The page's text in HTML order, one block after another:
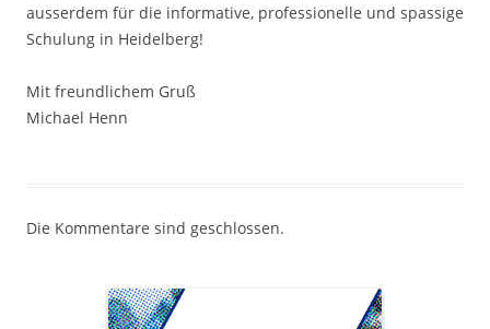
ausserdem für die informative, professionelle und spassige
Schulung in Heidelberg!
Mit freundlichem Gruß
Michael Henn
Die Kommentare sind geschlossen.